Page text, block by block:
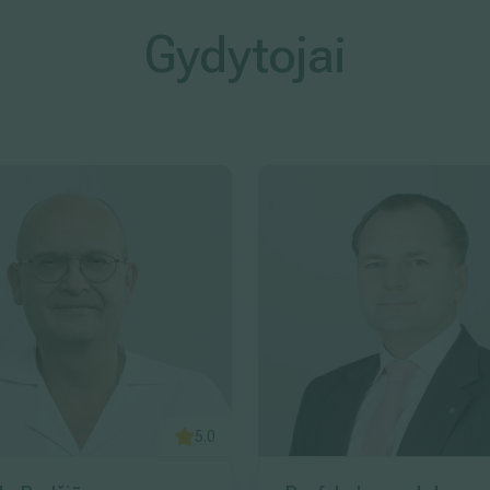
Gydytojai
5.0